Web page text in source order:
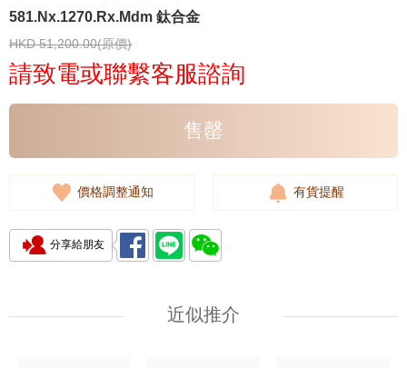
581.Nx.1270.Rx.Mdm 鈦合金
HKD 51,200.00(原價)
請致電或聯繫客服諮詢
售罄
價格調整通知 有貨提醒
分享給朋友
近似推介